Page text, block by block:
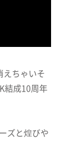
ちゃいそ
結成10周年
ズと煌びや